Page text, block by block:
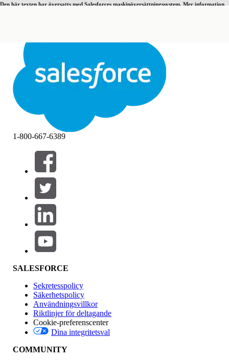
Den här texten har översatts med Salesforces maskinöversättningssystem. Mer information
StängStäng
Filtrera efter (0)
VÄLJ FILTER
Produktområde
Funktionspåverkan
Version
1-800-667-6389
SALESFORCE
Sekretesspolicy
Säkerhetspolicy
Användningsvillkor
Riktlinjer för deltagande
Cookie-preferenscenter
Dina integritetsval
COMMUNITY